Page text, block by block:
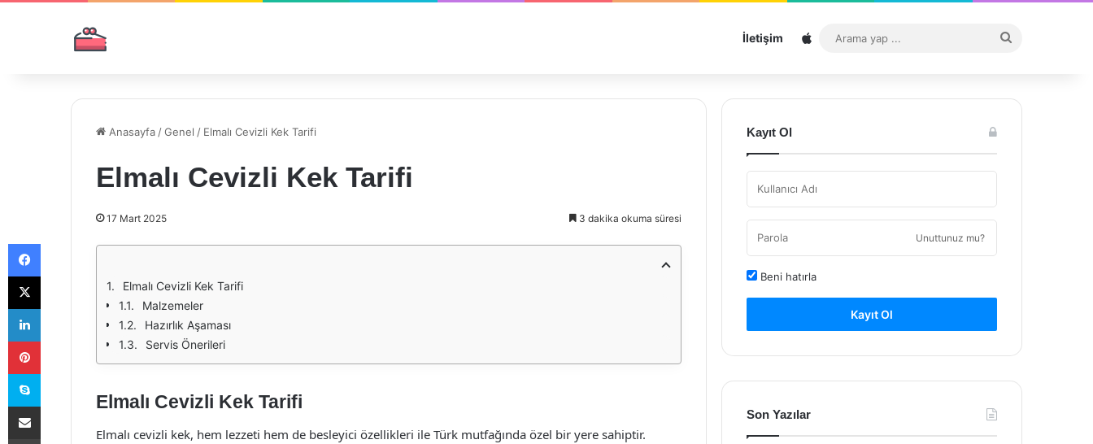
İletişim Sitemap
...
Anasayfa /Genel / Elmalı Cevizli Kek Tarifi
Elmalı Cevizli Kek Tarifi
17 Mart 2025 3 dakika okuma süresi
Elmalı Cevizli Kek Tarifi
Malzemeler
Hazırlık Aşaması
Servis Önerileri
Elmalı Cevizli Kek Tarifi
Elmalı cevizli kek, hem lezzeti hem de besleyici özellikleri ile Türk mutfağında özel bir yere sahiptir.
Kayıt Ol
Unuttunuz mu?
Beni hatırla
Kayıt Ol
Son Yazılar
Facebook
X
LinkedIn
Pinterest
Skype
E-Posta ile paylaş